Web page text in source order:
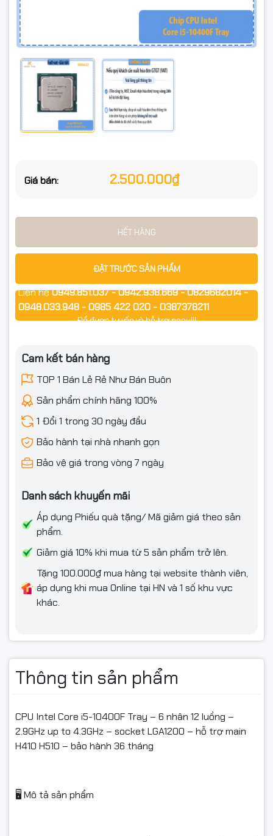
Giá bán: 2.500.000₫
HẾT HÀNG
ĐẶT TRƯỚC SẢN PHẨM
Liên hệ0949.851.037 - 0942.938.669 - 0829682014 -
0948.033.948 - 0985 422 020 - 0387378211
Để được tư vấn và hỗ trợ ngay!!!
Cam kết bán hàng
TOP 1 Bán Lẻ Rẻ Như Bán Buôn
Sản phẩm chính hãng 100%
1 Đổi 1 trong 30 ngày đầu
Bảo hành tại nhà nhanh gọn
Bảo vệ giá trong vòng 7 ngày
Danh sách khuyến mãi
Áp dụng Phiếu quà tặng/ Mã giảm giá theo sản
phẩm.
Giảm giá 10% khi mua từ 5 sản phẩm trở lên.
Tặng 100.000₫ mua hàng tại website thành viên,
áp dụng khi mua Online tại HN và 1 số khu vực
khác.
Thông tin sản phẩm
CPU Intel Core i5-10400F Tray – 6 nhân 12 luồng –
2.9GHz up to 4.3GHz – socket LGA1200 – hỗ trợ main
H410 H510 – bảo hành 36 tháng
🖥️ Mô tả sản phẩm
Tản nhiệt: Mặc định đi kèm
📊 Mainboard tương thích
Chipset Gen 400: H410, B460, H470, Z490
Chipset Gen 500: H510, B560, H570, Z590 (có thể yêu cầu
update BIOS)
6 nhân 12 luồng – xử lý đa nhiệm mạnh mẽ.
Xung nhịp tối đa 4.3GHz – hiệu suất ổn định cho game & ứng
Hỗ trợ Hyper-Threading – tối ưu đa luồng.
TDP 65W – tiết kiệm điện năng, hoạt động mát.
#Intel #Corei510400F #CPU10400F #CPUIntel #CPUCorei5
#CPU6Nhan12Luong #IntelCometLake #mainH410